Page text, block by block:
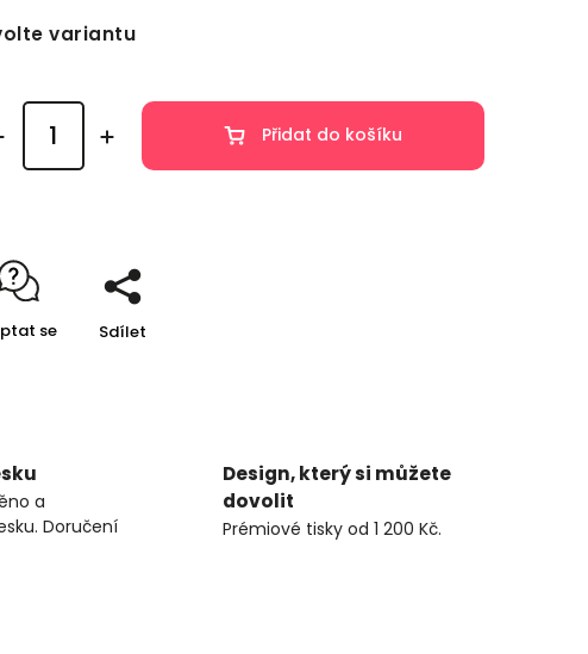
variantu
Přidat do košíku
se Sdílet
a
Doručení
Design, který si můžete
dovolit
Prémiové tisky od 1 200 Kč.